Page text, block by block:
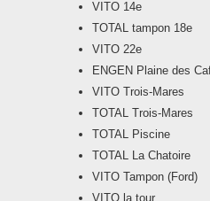
VITO 14e
TOTAL tampon 18e
VITO 22e
ENGEN Plaine des
VITO Trois-Mares
TOTAL Trois-Mares
TOTAL Piscine
TOTAL La Chatoire
VITO Tampon (Ford)
VITO la tour